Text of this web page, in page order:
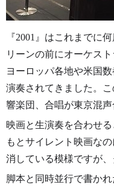
『2001』はこれまでに
リーンの前にオーケス
ヨーロッパ各地や米国
演奏されてきました。
響楽団、合唱が東京混
映画と生演奏を合わせ
もとサイレント映画な
消している模様ですが
脚本と同時並行で書か